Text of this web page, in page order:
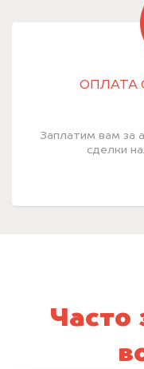
ОПЛАТА
Заплатим вам за
сделки
Часто